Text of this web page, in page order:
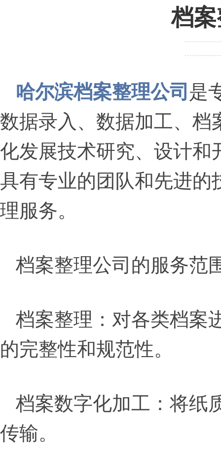
档
哈尔滨档案整理公司 是
数据录入、数据加工、档
化发展技术研究、设计和
具有专业的团队和先进的
理服务。
档案整理公司的服务范
档案整理：对各类档案
的完整性和规范性。
档案数字化加工：将纸
传输。